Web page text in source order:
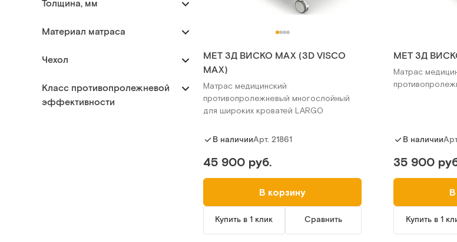
Толщина, мм
Материал матраса
Чехол
Класс противопролежневой
эффективности
MET 3Д ВИСКО MAX (3D VISCO
MAX)
Матрас медицинский
противопролежневый многослойный
для широких кроватей LARGO
В наличииАрт. 21861
45 900 руб.
В корзину
Купить в 1 клик Сравнить
MET 3Д
Матрас
В наличии
35 900
Купить в 1